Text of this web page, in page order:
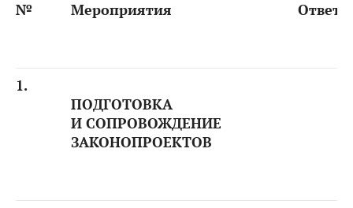
№ Мероприятия
1.
ПОДГОТОВКА
И СОПРОВОЖДЕНИЕ
ЗАКОНОПРОЕКТОВ